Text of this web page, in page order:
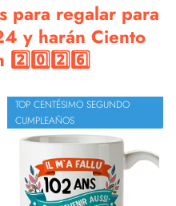
para regalar para
y harán Ciento
2️⃣0️⃣2️⃣6️⃣
TOP CENTÉSIMO SEGUNDO
CUMPLEAÑOS